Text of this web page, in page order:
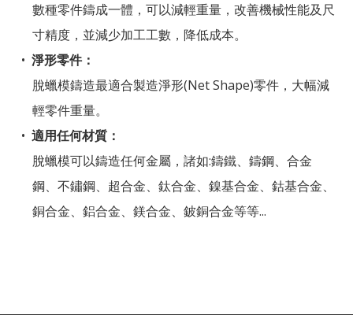
數種零件鑄成一體，可以減輕重量，改善機械性能及尺
寸精度，並減少加工工數，降低成本。
淨形零件：
脫蠟模鑄造最適合製造淨形(Net Shape)零件，大幅減
輕零件重量。
適用任何材質：
脫蠟模可以鑄造任何金屬，諸如:鑄鐵、鑄鋼、合金
鋼、不鏽鋼、超合金、鈦合金、鎳基合金、鈷基合金、
銅合金、鋁合金、鎂合金、鈹銅合金等等...